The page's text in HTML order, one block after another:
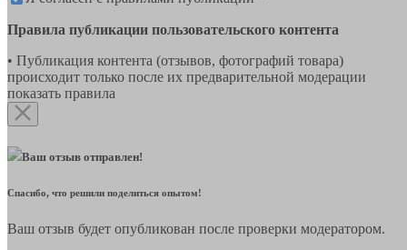
Правила публикации пользовательского контента
• Публикация контента (отзывов, фотографий товара)
происходит только после их предварительной модерации
показать правила
Ваш отзыв отправлен!
Спасибо, что решили поделиться опытом!
Ваш отзыв будет опубликован после проверки модератором.